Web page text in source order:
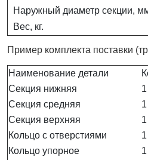
Наружный диаметр секции,
Вес, кг.
Пример комплекта поставки
Наименование детали
Секция нижняя
1
Секция средняя
1
Секция верхняя
1
Кольцо с отверстиями
1
Кольцо упорное
1